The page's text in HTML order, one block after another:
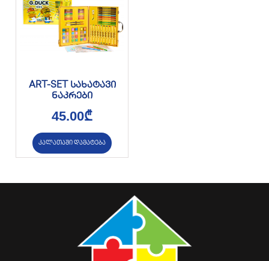
ART-SET სახატავი
ნაკრები
45.00₾
კალათაში დამატება